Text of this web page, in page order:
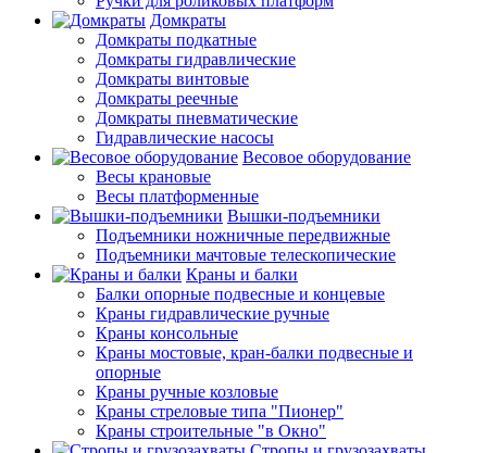
Домкраты
Домкраты подкатные
Домкраты гидравлические
Домкраты винтовые
Домкраты реечные
Домкраты пневматические
Гидравлические насосы
Весовое оборудование
Весы крановые
Весы платформенные
Вышки-подъемники
Подъемники ножничные передвижные
Подъемники мачтовые телескопические
Краны и балки
Балки опорные подвесные и концевые
Краны гидравлические ручные
Краны консольные
Краны мостовые, кран-балки подвесные и
опорные
Краны ручные козловые
Краны стреловые типа "Пионер"
Краны строительные "в Окно"